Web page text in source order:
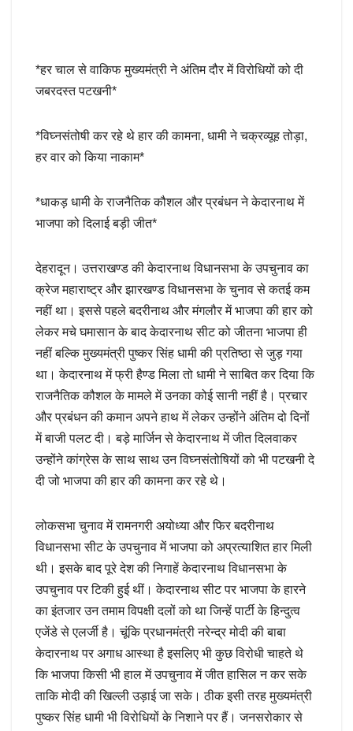
*हर चाल से वाकिफ मुख्यमंत्री ने अंतिम दौर में विरोधियों को दी
जबरदस्त पटखनी*
*विघ्नसंतोषी कर रहे थे हार की कामना, धामी ने चक्रव्यूह तोड़ा,
हर वार को किया नाकाम*
*धाकड़ धामी के राजनैतिक कौशल और प्रबंधन ने केदारनाथ में
भाजपा को दिलाई बड़ी जीत*
देहरादून। उत्तराखण्ड की केदारनाथ विधानसभा के उपचुनाव का
क्रेज महाराष्ट्र और झारखण्ड विधानसभा के चुनाव से कतई कम
नहीं था। इससे पहले बदरीनाथ और मंगलौर में भाजपा की हार को
लेकर मचे घमासान के बाद केदारनाथ सीट को जीतना भाजपा ही
नहीं बल्कि मुख्यमंत्री पुष्कर सिंह धामी की प्रतिष्ठा से जुड़ गया
था। केदारनाथ में फ्री हैण्ड मिला तो धामी ने साबित कर दिया कि
राजनैतिक कौशल के मामले में उनका कोई सानी नहीं है। प्रचार
और प्रबंधन की कमान अपने हाथ में लेकर उन्होंने अंतिम दो दिनों
में बाजी पलट दी। बड़े मार्जिन से केदारनाथ में जीत दिलवाकर
उन्होंने कांग्रेस के साथ साथ उन विघ्नसंतोषियों को भी पटखनी दे
दी जो भाजपा की हार की कामना कर रहे थे।
लोकसभा चुनाव में रामनगरी अयोध्या और फिर बदरीनाथ
विधानसभा सीट के उपचुनाव में भाजपा को अप्रत्याशित हार मिली
थी। इसके बाद पूरे देश की निगाहें केदारनाथ विधानसभा के
उपचुनाव पर टिकी हुई थीं। केदारनाथ सीट पर भाजपा के हारने
का इंतजार उन तमाम विपक्षी दलों को था जिन्हें पार्टी के हिन्दुत्व
एजेंडे से एलर्जी है। चूंकि प्रधानमंत्री नरेन्द्र मोदी की बाबा
केदारनाथ पर अगाध आस्था है इसलिए भी कुछ विरोधी चाहते थे
कि भाजपा किसी भी हाल में उपचुनाव में जीत हासिल न कर सके
ताकि मोदी की खिल्ली उड़ाई जा सके। ठीक इसी तरह मुख्यमंत्री
पुष्कर सिंह धामी भी विरोधियों के निशाने पर हैं। जनसरोकार से